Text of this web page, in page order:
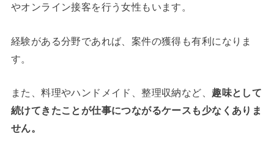
やオンライン接客を行う女性もいます。
経験がある分野であれば、案件の獲得も有利になりま
す。
また、料理やハンドメイド、整理収納など、 趣味として
続けてきたことが仕事につながるケースも少なくありま
せん。